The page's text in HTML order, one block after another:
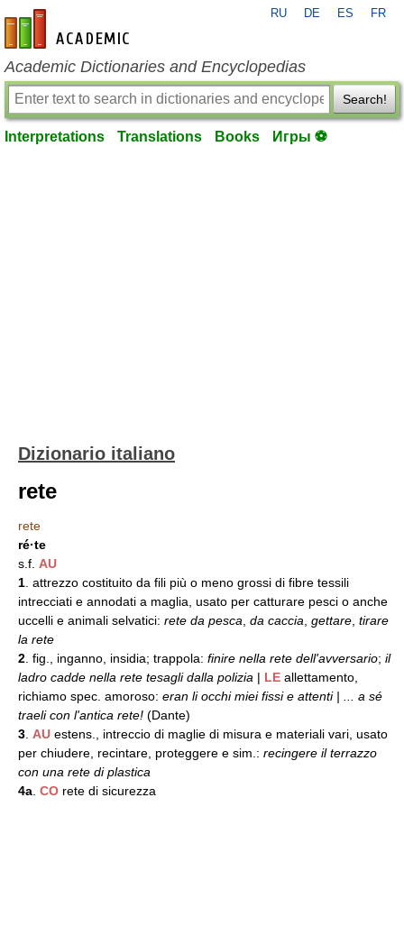
en-academic.com
RU DE ES FR
Academic Dictionaries and Encyclopedias
Search!
Interpretations Translations Books Игры ⚽
Dizionario italiano
rete
rete
ré·te
s.f. AU
1 . attrezzo costituito da fili più o meno grossi di fibre tessili
intrecciati e annodati a maglia, usato per catturare pesci o anche
uccelli e animali selvatici: rete da pesca da caccia gettare tirare
la rete
2 . fig., inganno, insidia; trappola: finire nella rete dell'avversario; il
ladro cadde nella rete tesagli dalla polizia | LE allettamento,
richiamo spec. amoroso: eran li occhi miei fissi e attenti | ... a sé
traeli con l'antica rete! (Dante)
3 AU estens., intreccio di maglie di misura e materiali vari, usato
per chiudere, recintare, proteggere e sim.: recingere il terrazzo
con una rete di plastica
4a CO rete di sicurezza